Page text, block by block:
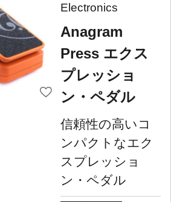
Electronics
Anagram
Press エクス
プレッショ
ン・ペダル
信頼性の高いコ
ンパクトなエク
スプレッショ
ン・ペダル